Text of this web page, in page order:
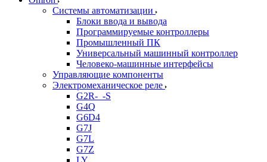
Системы автоматизации
Блоки ввода и вывода
Программируемые контроллеры
Промышленный ПК
Универсальный машинный контроллер
Человеко-машинные интерфейсы
Управляющие компоненты
Электромеханическое реле
G2R-_-S
G4Q
G6D4
G7J
G7L
G7Z
LY